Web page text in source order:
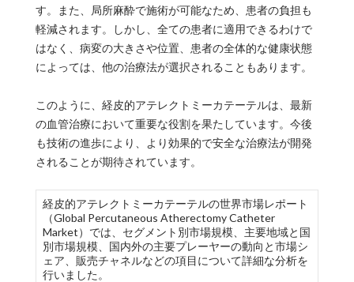
す。また、局所麻酔で施術が可能なため、患者の負担も
軽減されます。しかし、全ての患者に適用できるわけで
はなく、病変の大きさや位置、患者の全体的な健康状態
によっては、他の治療法が選択されることもあります。
このように、経皮的アテレクトミーカテーテルは、最新
の血管治療において重要な役割を果たしています。今後
も技術の進歩により、より効果的で安全な治療法が開発
されることが期待されています。
経皮的アテレクトミーカテーテルの世界市場レポート
（Global Percutaneous Atherectomy Catheter
Market）では、セグメント別市場規模、主要地域と国
別市場規模、国内外の主要プレーヤーの動向と市場シ
ェア、販売チャネルなどの項目について詳細な分析を
行いました。